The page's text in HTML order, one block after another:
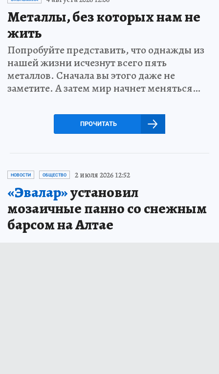
Металлы, без которых нам не
жить
Попробуйте представить, что однажды из
нашей жизни исчезнут всего пять
металлов. Сначала вы этого даже не
заметите. А затем мир начнет меняться…
ПРОЧИТАТЬ
НОВОСТИ ОБЩЕСТВО 2 июля 2026 12:52
«Эвалар»установил
мозаичные панно со снежным
барсом на Алтае